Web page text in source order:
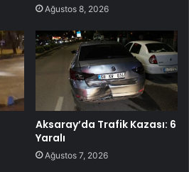
Ağustos 8, 2026
Aksaray’da Trafik Kazası: 6
Yaralı
Ağustos 7, 2026